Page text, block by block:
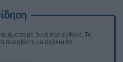
άμεσα με δική σας ευθύνη. Το
προσβλητικά σχόλια θα